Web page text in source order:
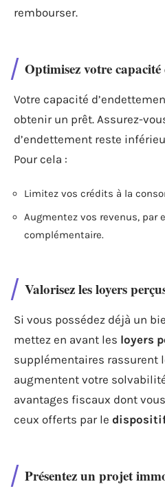
rembourser.
Optimisez votre capacité
Votre capacité
obtenir un prêt. Assurez-
d’endettement reste
Pour cela :
Limitez vos crédits à la
Augmentez vos revenus, par
complémentaire.
Valorisez les loyers
Si vous possédez déjà un
mettez en avant les loyers
supplémentaires rassurent
augmentent votre
avantages fiscaux dont
ceux offerts par le
Présentez un projet